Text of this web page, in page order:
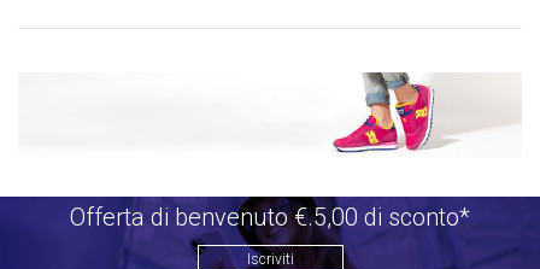
Offerta di benvenuto €.5,00 di sconto*
Iscriviti